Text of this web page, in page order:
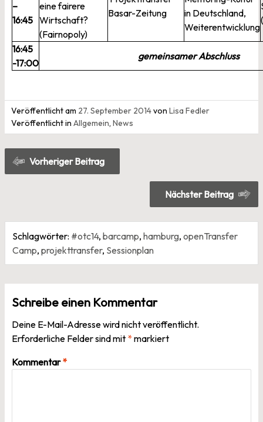
–
16:45
eine fairere
Wirtschaft?
(Fairnopoly)
Basar-Zeitung
in Deutschland,
Weiterentwicklung
16:45
-17:00
gemeinsamer Abschluss
Veröffentlicht am 27. September 2014von Lisa Fedler
Veröffentlicht in Allgemein, News
Beitragsnavigation
Vorheriger Beitrag
Nächster Beitrag
Schlagwörter: #otc14, barcamp, hamburg, openTransfer
Camp, projekttransfer, Sessionplan
Schreibe einen Kommentar
Deine E-Mail-Adresse wird nicht veröffentlicht.
Erforderliche Felder sind mit *markiert
Kommentar*